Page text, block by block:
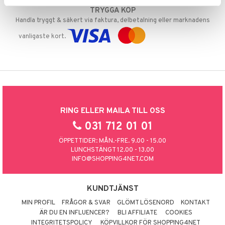
TRYGGA KÖP
Handla tryggt & säkert via faktura, delbetalning eller marknadens
vanligaste kort.
RING ELLER MAILA TILL OSS
031 712 01 01
ÖPPETTIDER: MÅN.-FRE. 9.00 - 15.00
LUNCHSTÄNGT 12.00 - 13.00
INFO@SHOPPING4NET.COM
KUNDTJÄNST
MIN PROFIL FRÅGOR & SVAR GLÖMT LÖSENORD
KONTAKT
ÄR DU EN INFLUENCER?
BLI AFFILIATE
COOKIES
INTEGRITETSPOLICY
KÖPVILLKOR FÖR SHOPPING4NET